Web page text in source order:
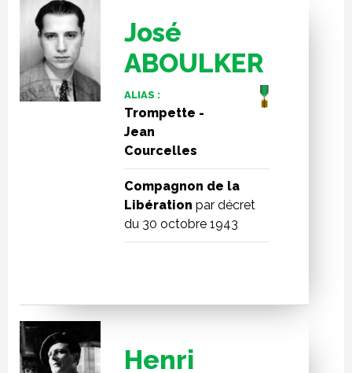
José
ABOULKER
ALIAS :
Trompette -
Jean
Courcelles
Compagnon de la
Libération par décret
du 30 octobre 1943
Henri